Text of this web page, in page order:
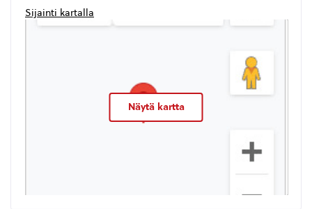
Sijainti kartalla
Näytä kartta